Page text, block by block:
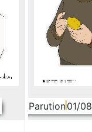
Parution01/